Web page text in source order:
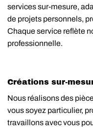
services sur-mesure,
de projets personnels,
Chaque service reflète
professionnelle.
Créations sur-
Nous réalisons des
vous soyez particulier,
travaillons avec vous